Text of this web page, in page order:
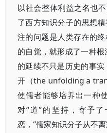
以社会整体利益之名也
了西方知识分子的思想
注的问题是人类存在的
的自觉，就形成了一种
的延续不只是历史的事
开（the unfolding a
使儒者能够培养出一种
对“道”的坚持，寄予
恋，“儒家知识分子从不